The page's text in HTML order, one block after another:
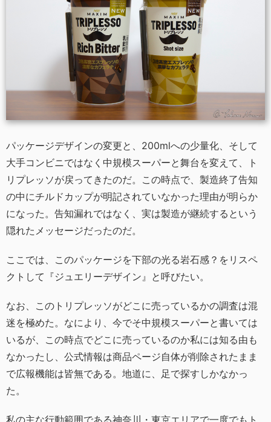
パッケージデザインの変更と、200mlへの少量化、そして
大手コンビニではなく中規模スーパーと舞台を変えて、ト
リプレッソが戻ってきたのだ。この時点で、製造終了告知
の中にチルドカップが明記されていなかった理由が明らか
になった。告知漏れではなく、実は製造が継続するという
隠れたメッセージだったのだ。
ここでは、このパッケージを下部の光る岩石感？をリスペ
クトして『ジュエリーデザイン』と呼びたい。
なお、このトリプレッソがどこに売っているかの調査は混
迷を極めた。なにより、今でそ中規模スーパーと書いては
いるが、この時点でどこに売っているのか私には知る由も
なかったし、公式情報は商品ページ自体が削除されたまま
で広報機能は皆無である。地道に、足で探すしかなかっ
た。
私の主な行動範囲である神奈川・東京エリアで一度でもト